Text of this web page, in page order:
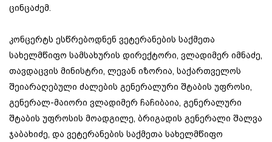
ცინცაძემ.
კონცერტს ესწრებოდნენ ვეტერანების საქმეთა
სახელმწიფო სამსახურის დირექტორი, ვლადიმერ იმნაძე,
თავდაცვის მინისტრი, ლევან იზორია, საქართველოს
შეიარაღებული ძალების გენერალური შტაბის უფროსი,
გენერალ-მაიორი ვლადიმერ ჩაჩიბაია, გენერალური
შტაბის უფროსის მოადგილე, ბრიგადის გენერალი შალვა
ჯაბახიძე, და ვეტერანების საქმეთა სახელმწიფო